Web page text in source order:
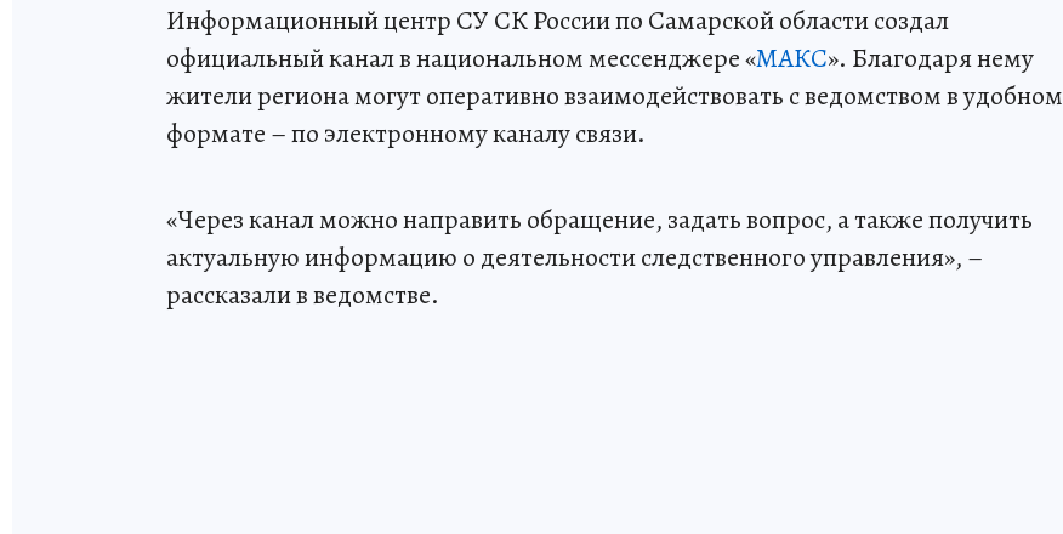
Информационный центр СУ СК России по Самарской области создал
официальный канал в национальном мессенджере «МАКС». Благодаря нему
жители региона могут оперативно взаимодействовать с ведомством в удобном
формате – по электронному каналу связи.
«Через канал можно направить обращение, задать вопрос, а также получить
актуальную информацию о деятельности следственного управления», –
рассказали в ведомстве.